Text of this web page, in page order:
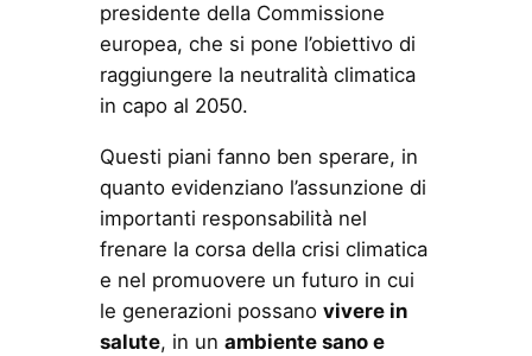
presidente della Commissione
europea, che si pone l’obiettivo di
raggiungere la neutralità climatica
in capo al 2050.
Questi piani fanno ben sperare, in
quanto evidenziano l’assunzione di
importanti responsabilità nel
frenare la corsa della crisi climatica
e nel promuovere un futuro in cui
le generazioni possano vivere in
salute, in un ambiente sano e